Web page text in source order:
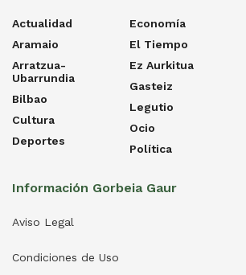
Actualidad
Aramaio
Arratzua-
Ubarrundia
Bilbao
Cultura
Deportes
Economía
El Tiempo
Ez Aurkitua
Gasteiz
Legutio
Ocio
Política
Información Gorbeia Gaur
Aviso Legal
Condiciones de Uso